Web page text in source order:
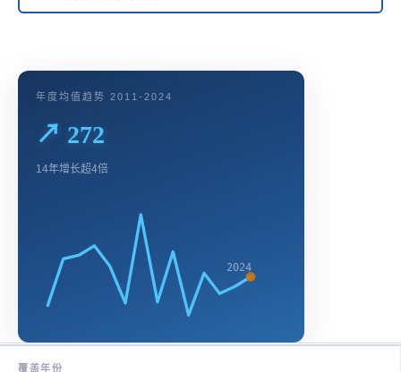
年度均值趋势 2011-2024
↗ 272
14年增长超4倍
2024
覆盖年份